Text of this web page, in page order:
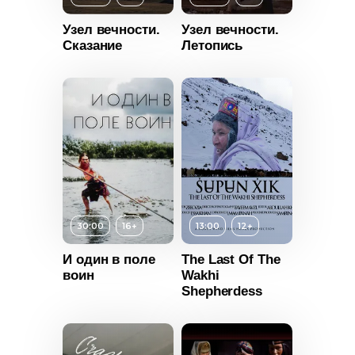
Узел вечности.
Сказание
Длительность
Страна Россия
Узел вечности.
Летопись
30:00 16+
И один в поле
воин
13:00 12+
The Last Of The
Wakhi
Shepherdess